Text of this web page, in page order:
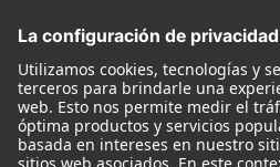
Monitores
Monitor Accessories
Auriculares
Micrófonos Legendarios